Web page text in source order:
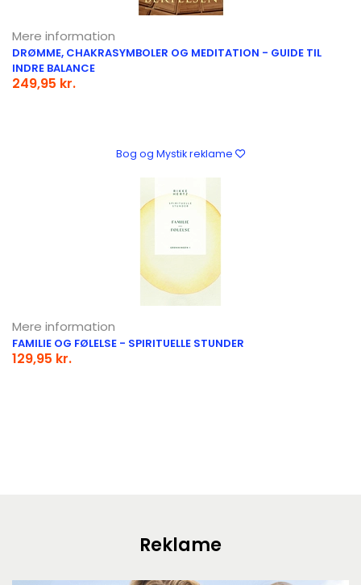
Mere information
DRØMME, CHAKRASYMBOLER OG MEDITATION - GUIDE TIL
INDRE BALANCE
249,95 kr.
Bog og Mystik reklame
Mere information
FAMILIE OG FØLELSE - SPIRITUELLE STUNDER
129,95 kr.
Reklame